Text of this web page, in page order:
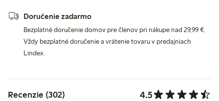
Doručenie zadarmo
Bezplatné doručenie domov pre členov pri nákupe nad 29,99 €.
Vždy bezplatné doručenie a vrátenie tovaru v predajniach
Lindex.
Recenzie (302) 4.5